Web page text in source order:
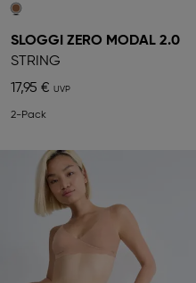
SLOGGI ZERO MODAL 2.0
STRING
17,95 €
2-Pack